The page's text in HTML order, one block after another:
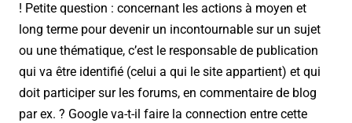
! Petite question : concernant les actions à moyen et
long terme pour devenir un incontournable sur un sujet
ou une thématique, c’est le responsable de publication
qui va être identifié (celui a qui le site appartient) et qui
doit participer sur les forums, en commentaire de blog
par ex. ? Google va-t-il faire la connection entre cette